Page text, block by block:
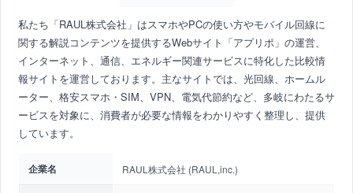
私たち「RAUL株式会社」はスマホやPCの使い方やモバイル回線に
関する解説コンテンツを提供するWebサイト「アプリポ」の運営、
インターネット、通信、エネルギー関連サービスに特化した比較情
報サイトを運営しております。主なサイトでは、光回線、ホームル
ーター、格安スマホ・SIM、VPN、電気代節約など、多岐にわたるサ
ービスを対象に、消費者が必要な情報をわかりやすく整理し、提供
しています。
企業名 RAUL株式会社 (RAUL,inc.)